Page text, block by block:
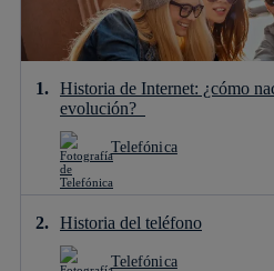
Historia de Internet: ¿cómo
evolución?
Telefónica
Historia del teléfono
Telefónica